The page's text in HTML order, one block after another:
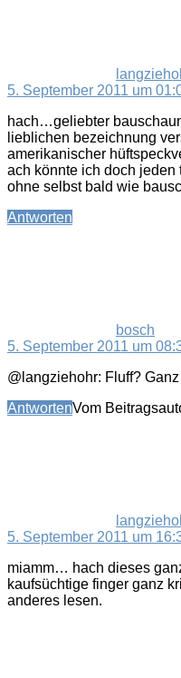
5. September 2011 um
hach…geliebter
lieblichen bezeichnung
amerikanischer
ach könnte ich doch
ohne selbst bald wie
Antworten
bosch
5. September 2011 um
@langziehohr: Fluff?
AntwortenVom
5. September 2011 um
miamm… hach dieses
kaufsüchtige finger ganz
anderes lesen.